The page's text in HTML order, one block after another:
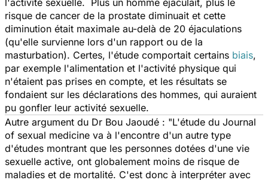
risque de cancer de la prostate diminuait et cette
diminution était maximale au-delà de 20 éjaculations
(qu'elle survienne lors d'un rapport ou de la
masturbation). Certes, l'étude comportait certains biais,
par exemple l'alimentation et l'activité physique qui
n'étaient pas prises en compte, et les résultats se
fondaient sur les déclarations des hommes, qui auraient
pu gonfler leur activité sexuelle.
Autre argument du Dr Bou Jaoudé : "L'étude du Journal
of sexual medicine va à l'encontre d'un autre type
d'études montrant que les personnes dotées d'une vie
sexuelle active, ont globalement moins de risque de
maladies et de mortalité. C'est donc à interpréter avec